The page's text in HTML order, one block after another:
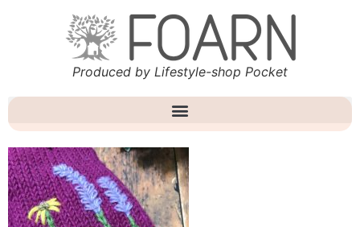
Produced by Lifestyle-shop Pocket